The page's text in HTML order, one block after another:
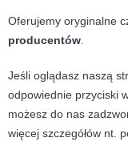
Oferujemy oryginalne
producentów
Jeśli oglądasz naszą
odpowiednie przyciski
możesz do nas
więcej szczegółów nt.